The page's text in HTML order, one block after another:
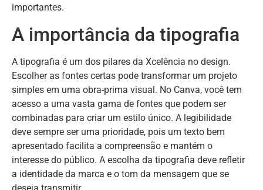
importantes.
A importância da tipografia
A tipografia é um dos pilares da Xcelência no design.
Escolher as fontes certas pode transformar um projeto
simples em uma obra-prima visual. No Canva, você tem
acesso a uma vasta gama de fontes que podem ser
combinadas para criar um estilo único. A legibilidade
deve sempre ser uma prioridade, pois um texto bem
apresentado facilita a compreensão e mantém o
interesse do público. A escolha da tipografia deve refletir
a identidade da marca e o tom da mensagem que se